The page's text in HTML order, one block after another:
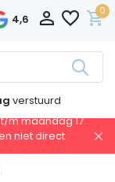
4,6
0
verstuurd
m maandag 17
niet direct